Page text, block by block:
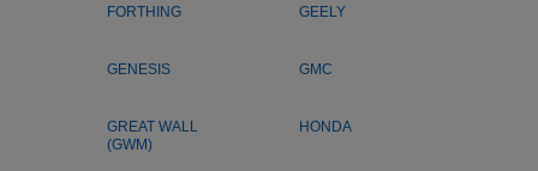
FORTHING GEELY
GENESIS GMC
GREAT WALL
(GWM)
HONDA